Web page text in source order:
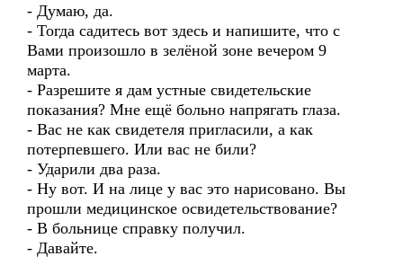
- Думаю, да.
- Тогда садитесь вот здесь и напишите, что с
Вами произошло в зелёной зоне вечером 9
марта.
- Разрешите я дам устные свидетельские
показания? Мне ещё больно напрягать глаза.
- Вас не как свидетеля пригласили, а как
потерпевшего. Или вас не били?
- Ударили два раза.
- Ну вот. И на лице у вас это нарисовано. Вы
прошли медицинское освидетельствование?
- В больнице справку получил.
- Давайте.